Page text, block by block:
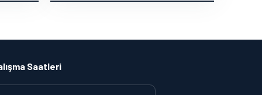
Saatleri